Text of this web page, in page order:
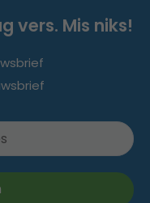
vers. Mis niks!